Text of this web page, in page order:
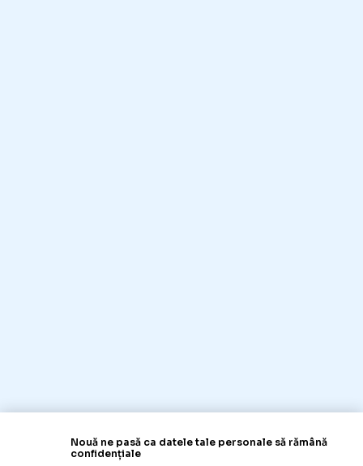
Nouă ne pasă ca datele tale personale să rămână
confidențiale